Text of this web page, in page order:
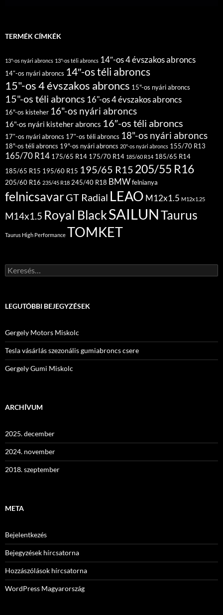
TERMÉK CÍMKÉK
13"-os nyári abroncs 13"-os téli abroncs 14″-os 4 évszakos abroncs
14″-os nyári abroncs 14″-os téli abroncs
15"-os 4 évszakos abroncs 15"-os nyári abroncs
15"-os téli abroncs 16"-os 4 évszakos abroncs
16"-os kisteher 16"-os nyári abroncs
16"-os nyári kisteher abroncs 16″-os téli abroncs
17″-os nyári abroncs 17″-os téli abroncs 18"-os nyári abroncs
18"-os téli abroncs 19"-os nyári abroncs 20"-os nyári abroncs 155/70 R13
165/70 R14 175/65 R14 175/70 R14 185/60 R14 185/65 R14
185/65 R15 195/60 R15 195/65 R15 205/55 R16
205/60 R16 235/45 R18 245/40 R18 BMWfelnianya
felnicsavarGT Radial LEAO M12x1.5 M12x1.25
M14x1.5 Royal BlackSAILUNTaurus
Taurus High Performance TOMKET
Keresés:
LEGUTÓBBI BEJEGYZÉSEK
Gergely Motors Miskolc
Tesla vásárlás szezonális gumiabroncs csere
Gergely Gumi Miskolc
ARCHÍVUM
2025. december
2024. november
2018. szeptember
META
Bejelentkezés
Bejegyzések hírcsatorna
Hozzászólások hírcsatorna
WordPress Magyarország